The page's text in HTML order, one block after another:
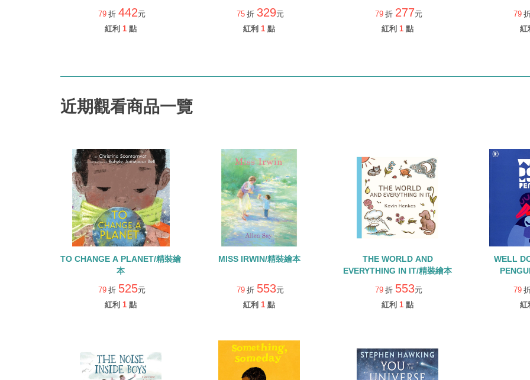
79 折 442元
紅利 1 點
75 折 329元
紅利 1 點
79 折 277元
紅利 1 點
79
紅
近期觀看商品一覽
TO CHANGE A PLANET/精裝繪
本
79 折 525元
紅利 1 點
MISS IRWIN/精裝繪本
79 折 553元
紅利 1 點
THE WORLD AND
EVERYTHING IN IT/精裝繪本
79 折 553元
紅利 1 點
WELL
79
紅